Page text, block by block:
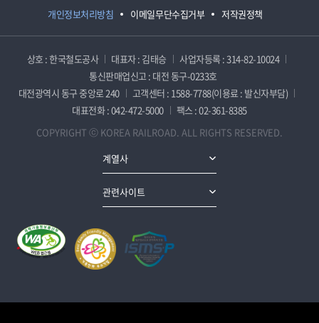
개인정보처리방침 이메일무단수집거부 저작권정책
상호 : 한국철도공사 대표자 : 김태승
사업자등록 : 314-82-10024
통신판매업신고 : 대전 동구-0233호
대전광역시 동구 중앙로 240
고객센터 : 1588-7788(이용료 : 발신자부담)
대표전화 : 042-472-5000
팩스 : 02-361-8385
COPYRIGHT ⓒ KOREA RAILROAD. ALL RIGHTS RESERVED.
계열사
관련사이트